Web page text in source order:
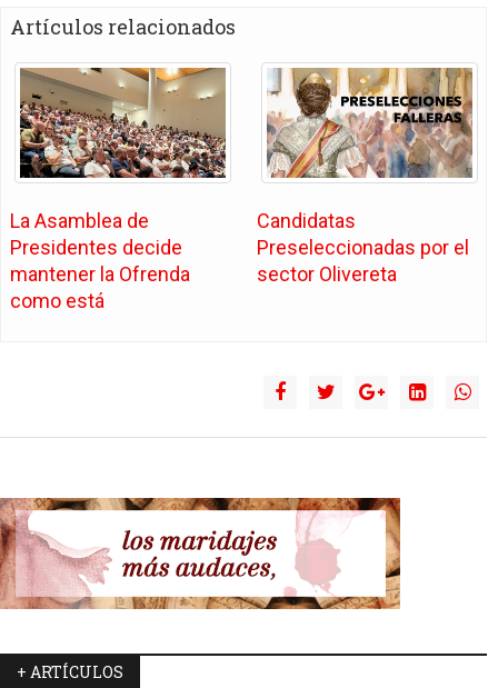
Artículos relacionados
La Asamblea de
Presidentes decide
mantener la Ofrenda
como está
Candidatas
Preseleccionadas por el
sector Olivereta
+ ARTÍCULOS